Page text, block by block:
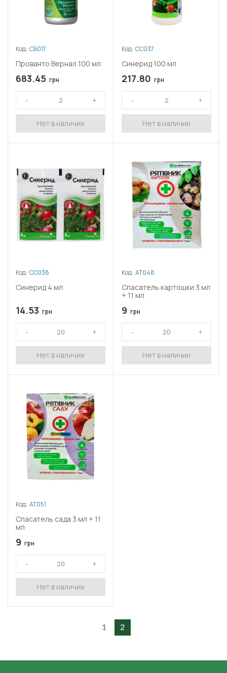
Код: СБ017
Прованто Вернал 100 мл
683.45 грн
Нет в наличии
Код: СС037
Синерид 100 мл
217.80 грн
Нет в наличии
Код: СС038
Синерид 4 мл
14.53 грн
Нет в наличии
Код: АТ048
Спасатель картошки 3 мл
+ 11 мл
9 грн
Нет в наличии
Код: АТ051
Спасатель сада 3 мл + 11
мл
9 грн
Нет в наличии
1 2